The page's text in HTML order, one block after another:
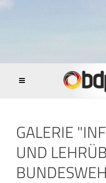
GALERIE
UND